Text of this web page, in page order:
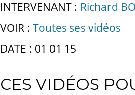
INTERVENANT : Richard
VOIR : Toutes ses vidéos
DATE : 01 01 15
CES VIDÉOS